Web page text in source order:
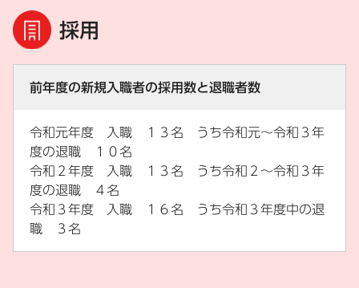
採用
前年度の新規入職者の採用数と退職者数
令和元年度 入職 １３名 うち令和元～令和３年
度の退職 １０名
令和２年度 入職 １３名 うち令和２～令和３年
度の退職 ４名
令和３年度 入職 １６名 うち令和３年度中の退
職 ３名